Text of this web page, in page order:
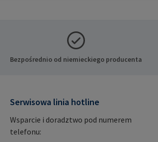
RAMPA. Dane producenta:
RAMPA GmbH & Co. KG Auf
der Heide 8 21514 Büchen
Bezpośrednio od niemieckiego producenta
Serwisowa linia hotline
Wsparcie i doradztwo pod numerem
telefonu: